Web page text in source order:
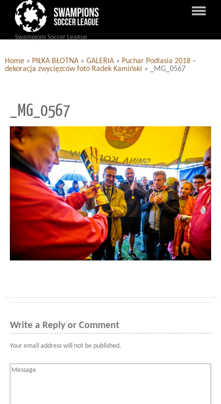
Swampions Soccer League
Home » PIŁKA BŁOTNA » GALERIA » Puchar Podlasia 2018 –
dekoracja zwycięzców foto Radek Kamiński » _MG_0567
_MG_0567
Write a Reply or Comment
Your email address will not be published.